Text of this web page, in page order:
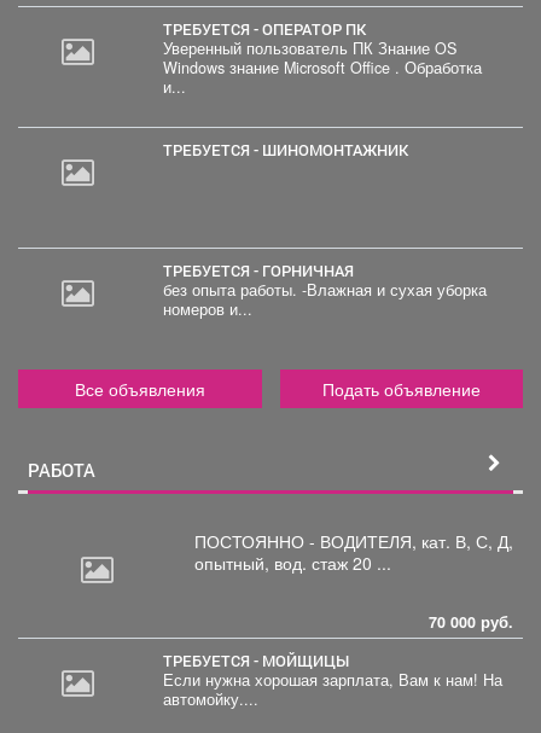
ТРЕБУЕТСЯ - ОПЕРАТОР ПК
Уверенный пользователь ПК Знание OS
Windows знание Microsoft Office . Обработка
и...
ТРЕБУЕТСЯ - ШИНОМОНТАЖНИК
ТРЕБУЕТСЯ - ГОРНИЧНАЯ
без опыта работы. -Влажная и сухая уборка
номеров и...
Все объявления Подать объявление
РАБОТА
ПОСТОЯННО - ВОДИТЕЛЯ, кат. В, С, Д,
опытный, вод. стаж 20 ...
70 000 руб.
ТРЕБУЕТСЯ - МОЙЩИЦЫ
Если нужна хорошая зарплата, Вам к нам! На
автомойку....